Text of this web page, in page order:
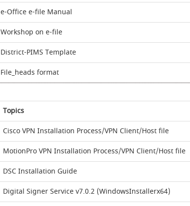
e-Office e-file Manual
Workshop on e-file
District-PIMS Template
File_heads format
Topics
Cisco VPN Installation Process/VPN Client/Host file
MotionPro VPN Installation Process/VPN Client/Host file
DSC Installation Guide
Digital Signer Service v7.0.2 (WindowsInstallerx64)